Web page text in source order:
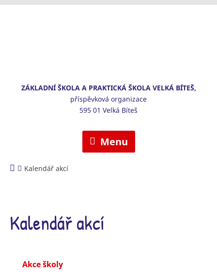
ZÁKLADNÍ ŠKOLA A PRAKTICKÁ ŠKOLA VELKÁ BÍTEŠ,
příspěvková organizace
595 01 Velká Bíteš
Menu
Kalendář akcí
Kalendář akcí
Akce školy